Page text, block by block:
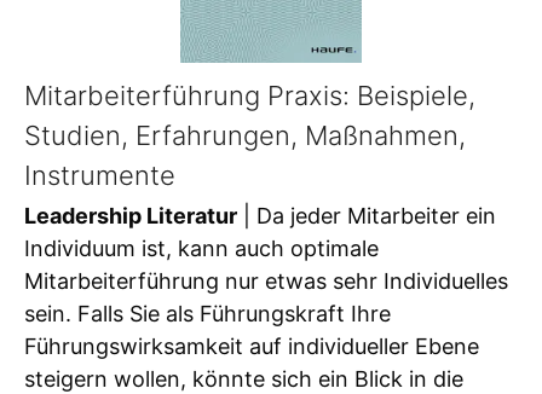
Mitarbeiterführung Praxis: Beispiele,
Studien, Erfahrungen, Maßnahmen,
Instrumente
Leadership Literatur | Da jeder Mitarbeiter ein
Individuum ist, kann auch optimale
Mitarbeiterführung nur etwas sehr Individuelles
sein. Falls Sie als Führungskraft Ihre
Führungswirksamkeit auf individueller Ebene
steigern wollen, könnte sich ein Blick in die